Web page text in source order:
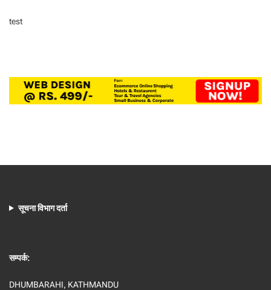
test
सूचना विभाग दर्ता
सम्पर्क:
DHUMBARAHI, KATHMANDU